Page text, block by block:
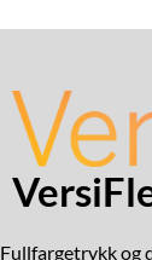
Fullfargetrykk og